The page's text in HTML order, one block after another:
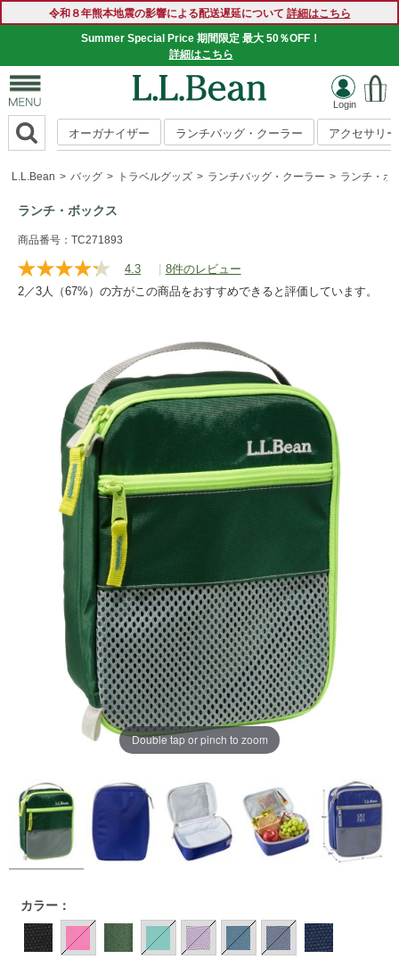
令和８年熊本地震の影響による配送遅延について 詳細はこちら
Summer Special Price 期間限定 最大 50％OFF！
詳細はこちら
オーガナイザー ランチバッグ・クーラー アクセサリー
L.L.Bean バッグ トラベルグッズ ランチバッグ・クーラー ランチ・ボ
ランチ・ボックス
https://www.llbean.co.jp/tote-
travel/travel-
goods/lunch-
商品番号：TC271893
4.3
レ
ビ
読
同
じ
ペ
ー
ン
ク。
| 8件のレビュー
2／3人（67%）の方がこの商品をおすすめできると評価しています。
Double tap or pinch to zoom
https://www.llbean.co.jp/tote-
travel/travel-
goods/lunch-
カラー：